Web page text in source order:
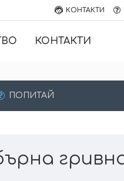
КОНТАКТИ
КОНТАКТИ
ПОПИТАЙ